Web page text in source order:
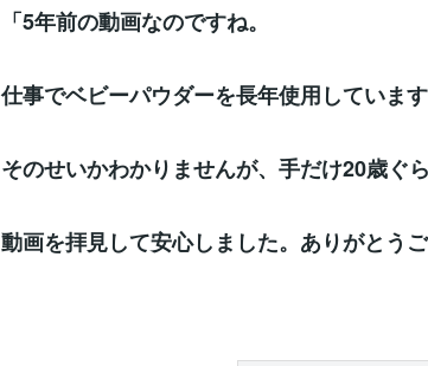
「5年前の動画なのですね。
仕事でベビーパウダーを長年使用していま
そのせいかわかりませんが、手だけ20歳ぐ
動画を拝見して安心しました。ありがとうご